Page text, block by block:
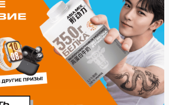
а только половину.